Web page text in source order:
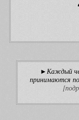
►Каждый
принимаются